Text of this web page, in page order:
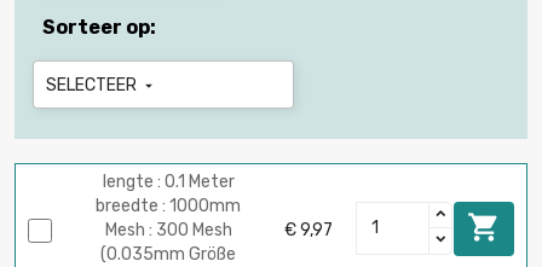
Sorteer op:
SELECTEER 
lengte : 0.1 Meter
breedte : 1000mm
Mesh : 300 Mesh
(0.035mm Größe
€ 9,97 